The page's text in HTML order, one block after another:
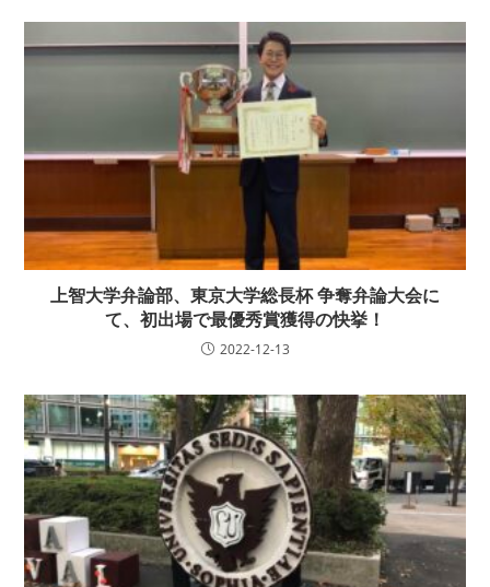
上智大学弁論部、東京大学総長杯 争奪弁論大会に
て、初出場で最優秀賞獲得の快挙！
2022-12-13